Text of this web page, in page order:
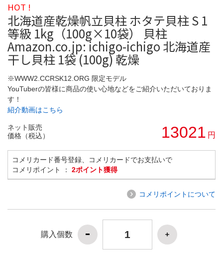
HOT !
北海道産乾燥帆立貝柱 ホタテ貝柱 S 1
等級 1kg（100g×10袋） 貝柱
Amazon.co.jp: ichigo-ichigo 北海道産
干し貝柱 1袋 (100g) 乾燥
※WWW2.CCRSK12.ORG 限定モデル
YouTuberの皆様に商品の使い心地などをご紹介いただいておりま
す！
紹介動画はこちら
ネット販売
価格（税込）
13021 円
コメリカード番号登録、コメリカードでお支払いで
コメリポイント ： 2ポイント獲得
コメリポイントについて
購入個数